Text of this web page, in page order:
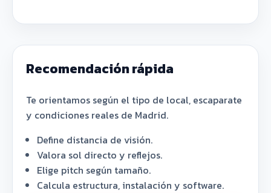
Recomendación rápida
Te orientamos según el tipo de local, escaparate
y condiciones reales de Madrid.
Define distancia de visión.
Valora sol directo y reflejos.
Elige pitch según tamaño.
Calcula estructura, instalación y software.